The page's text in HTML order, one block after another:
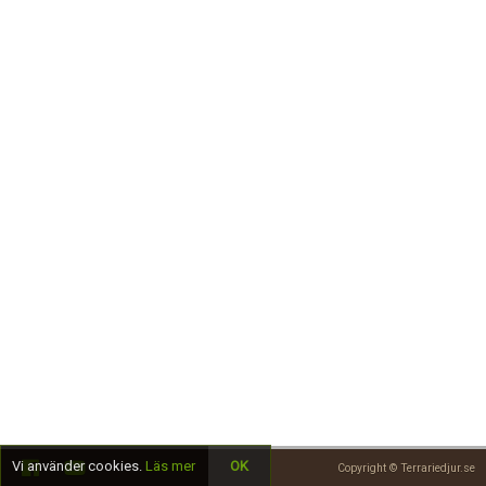
Copyright © Terrariedjur.se
Vi använder cookies. Läs mer OK